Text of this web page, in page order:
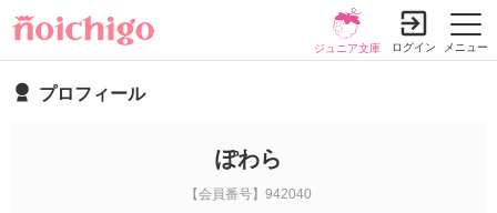
メニュー
ジュニア文庫 ログイン
プロフィール
ぽわら
【会員番号】942040